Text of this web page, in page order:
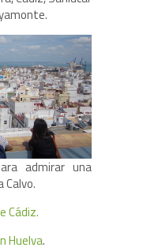
admirar una
Calvo.
Cádiz.
Huelva.